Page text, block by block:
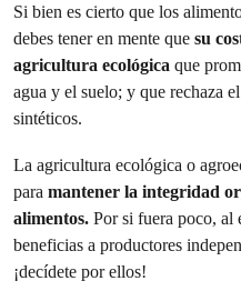
Si bien es cierto que los
debes tener en mente que su
agricultura ecológica que
agua y el suelo; y que rechaza
sintéticos.
La agricultura ecológica o
para mantener la integridad
alimentos. Por si fuera poco, al
beneficias a productores
¡decídete por ellos!